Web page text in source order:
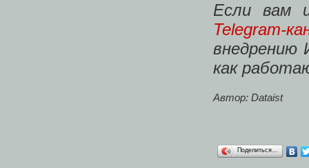
Если вам
Telegram-
внедрению
как
Автор: Dataist
Поделиться…